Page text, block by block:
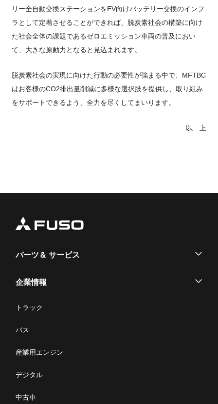
リー全自動交換ステーションをEV向けバッテリー交換のインフ
ラとして定着させることができれば、脱炭素社会の構築に向け
た社会全体の課題であるゼロエミッション車両の普及におい
て、大きな原動力となると見込まれます。
脱炭素社会の実現に向けた行動の必要性が強まる中で、MFTBC
はお客様のCO2排出量削減に多様な選択肢を提供し、取り組み
をサポートできるよう、全力を尽くしてまいります。
以 上
パーツ＆ サービス
パーツ
企業情報
企業情報
お問い合わせ
ニュース・お知らせ
採用情報
リコール情報
トラック
バス
産業用エンジン
デジタル
中古車